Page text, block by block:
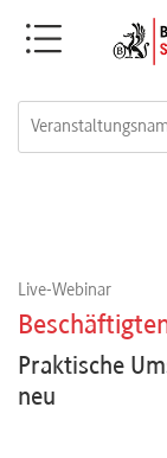
Menü
Live-Webinar
Praktische
neu